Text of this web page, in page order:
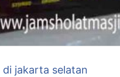
di jakarta selatan